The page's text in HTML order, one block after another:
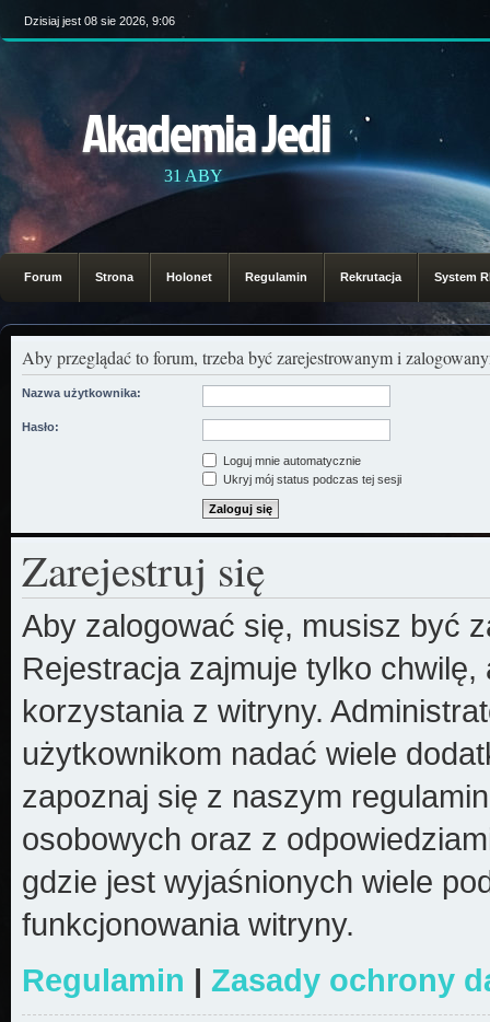
Dzisiaj jest 08 sie 2026, 9:06
Akademia Jedi
31 ABY
Forum Strona Holonet Regulamin Rekrutacja System
Aby przeglądać to forum, trzeba być zarejestrowanym i
Nazwa użytkownika:
Hasło:
Loguj mnie automatycznie
Ukryj mój status podczas tej sesji
Zarejestruj się
Aby zalogować się, musisz być
Rejestracja zajmuje tylko
korzystania z witryny.
użytkownikom nadać wiele
zapoznaj się z naszym
osobowych oraz z
gdzie jest wyjaśnionych wiele
funkcjonowania witryny.
Regulamin | Zasady ochrony